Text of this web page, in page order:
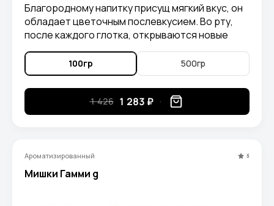
Благородному напитку присущ мягкий вкус, он
обладает цветочным послевкусием. Во рту,
после каждого глотка, открываются новые
грани чая. В напитке можно уловить нотки
спелого абрикоса, экзотических, растущих под
ярким солнцем, фруктов и диковинных,
сказочных, волшебных южных цветов
100гр 500гр
1 426 1 283 ₽
Ароматизированный 5
Мишки Гамми g